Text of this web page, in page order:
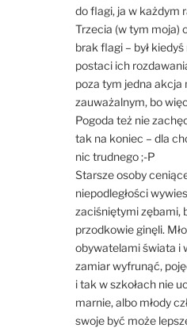
do flagi, ja w każdym
Trzecia (w tym moja)
brak flagi – był
postaci ich
poza tym jedna akcja
zauważalnym, bo
Pogoda też nie
tak na koniec – dla
nic trudnego ;-P
Starsze osoby
niepodległości
zaciśniętymi zębami,
przodkowie ginęli.
obywatelami świata i
zamiar wyfrunąć,
i tak w szkołach nie
marnie, albo młody
swoje być może